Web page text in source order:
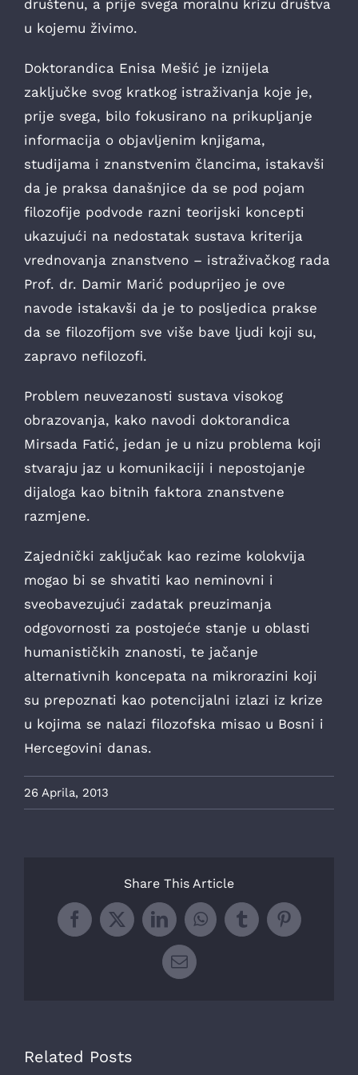
društenu, a prije svega moralnu krizu društva
u kojemu živimo.
Doktorandica Enisa Mešić je iznijela
zaključke svog kratkog istraživanja koje je,
prije svega, bilo fokusirano na prikupljanje
informacija o objavljenim knjigama,
studijama i znanstvenim člancima, istakavši
da je praksa današnjice da se pod pojam
filozofije podvode razni teorijski koncepti
ukazujući na nedostatak sustava kriterija
vrednovanja znanstveno – istraživačkog rada
Prof. dr. Damir Marić poduprijeo je ove
navode istakavši da je to posljedica prakse
da se filozofijom sve više bave ljudi koji su,
zapravo nefilozofi.
Problem neuvezanosti sustava visokog
obrazovanja, kako navodi doktorandica
Mirsada Fatić, jedan je u nizu problema koji
stvaraju jaz u komunikaciji i nepostojanje
dijaloga kao bitnih faktora znanstvene
razmjene.
Zajednički zaključak kao rezime kolokvija
mogao bi se shvatiti kao neminovni i
sveobavezujući zadatak preuzimanja
odgovornosti za postojeće stanje u oblasti
humanističkih znanosti, te jačanje
alternativnih koncepata na mikrorazini koji
su prepoznati kao potencijalni izlazi iz krize
u kojima se nalazi filozofska misao u Bosni i
Hercegovini danas.
26 Aprila, 2013
Share This Article
Facebook
X LinkedInWhatsApp
TumblrPinterest
Email
Related Posts